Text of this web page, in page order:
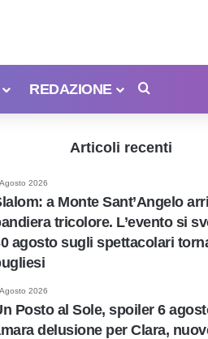
REDAZIONE
Articoli recenti
2026
a Monte Sant’Angelo
tricolore. L’evento si
agosto sugli spettacolari
2026
Posto al Sole, spoiler 6
delusione per Clara,